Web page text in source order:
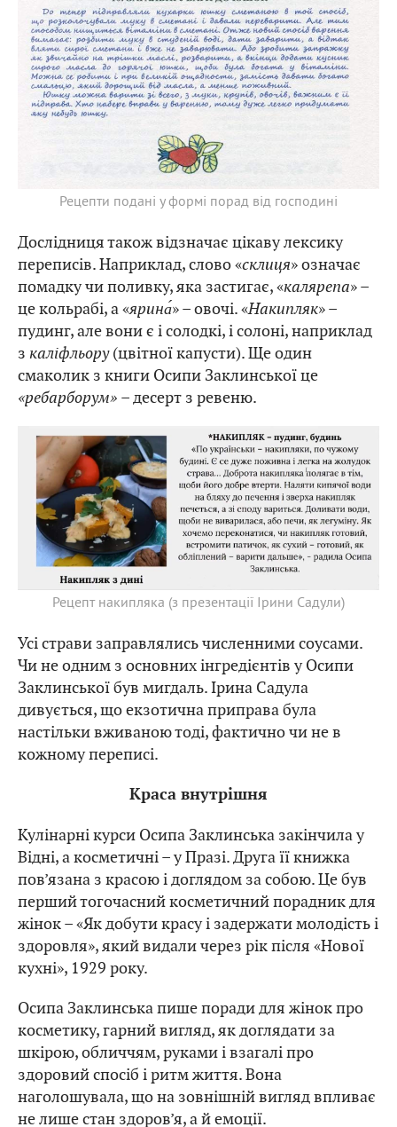
Рецепти подані у формі порад від господині
Дослідниця також відзначає цікаву лексику
переписів. Наприклад, слово «склиця» означає
помадку чи поливку, яка застигає, «калярепа» –
це кольрабі, а «ярина́» – овочі. «Накипляк» –
пудинг, але вони є і солодкі, і солоні, наприклад
з каліфльору(цвітної капусти). Ще один
смаколик з книги Осипи Заклинської це
«ребарборум» – десерт з ревеню.
Рецепт накипляка (з презентації Ірини Садули)
Усі страви заправлялись численними соусами.
Чи не одним з основних інгредієнтів у Осипи
Заклинської був мигдаль. Ірина Садула
дивується, що екзотична приправа була
настільки вживаною тоді, фактично чи не в
кожному переписі.
Краса внутрішня
Кулінарні курси Осипа Заклинська закінчила у
Відні, а косметичні – у Празі. Друга її книжка
пов’язана з красою і доглядом за собою. Це був
перший тогочасний косметичний порадник для
жінок – «Як добути красу і задержати молодість і
здоровля», який видали через рік після «Нової
кухні», 1929 року.
Осипа Заклинська пише поради для жінок про
косметику, гарний вигляд, як доглядати за
шкірою, обличчям, руками і взагалі про
здоровий спосіб і ритм життя. Вона
наголошувала, що на зовнішній вигляд впливає
не лише стан здоров’я, а й емоції.